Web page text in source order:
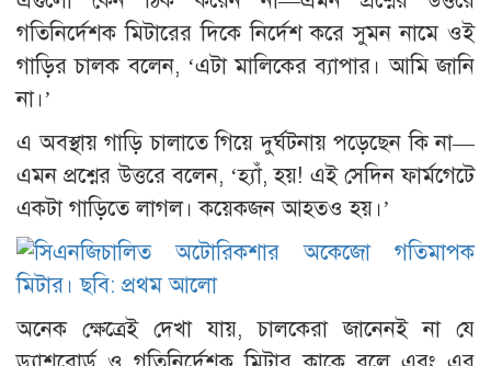
গতিনির্দেশক মিটারের দিকে নির্দেশ করে সুমন নামে ওই
গাড়ির চালক বলেন, ‘এটা মালিকের ব্যাপার। আমি জানি
না।’
এ অবস্থায় গাড়ি চালাতে গিয়ে দুর্ঘটনায় পড়েছেন কি না—
এমন প্রশ্নের উত্তরে বলেন, ‘হ্যাঁ, হয়! এই সেদিন ফার্মগেটে
একটা গাড়িতে লাগল। কয়েকজন আহতও হয়।’
অনেক ক্ষেত্রেই দেখা যায়, চালকেরা জানেনই না যে